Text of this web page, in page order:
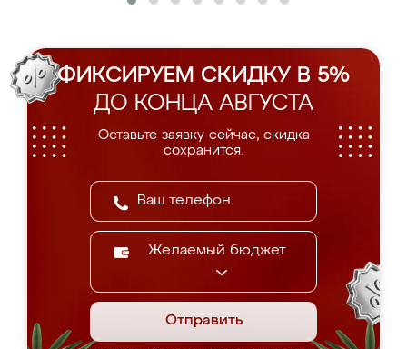
ФИКСИРУЕМ СКИДКУ В 5%
ДО КОНЦА АВГУСТА
Оставьте заявку сейчас, скидка
сохранится.
Желаемый бюджет
Отправить